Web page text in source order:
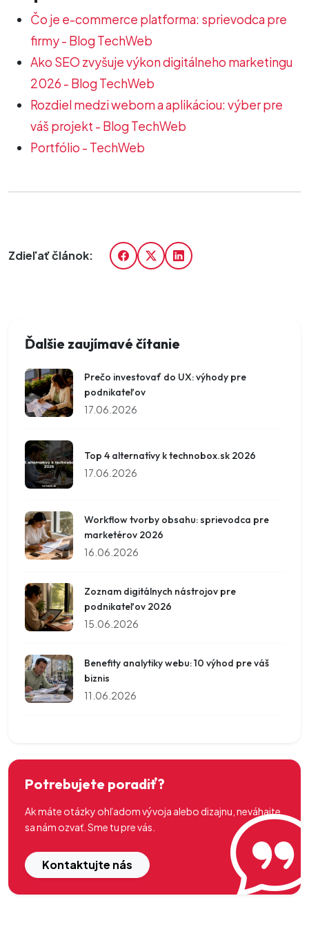
Čo je e-commerce platforma: sprievodca pre
firmy - Blog TechWeb
Ako SEO zvyšuje výkon digitálneho marketingu
2026 - Blog TechWeb
Rozdiel medzi webom a aplikáciou: výber pre
váš projekt - Blog TechWeb
Portfólio - TechWeb
Zdieľať článok:
Ďalšie zaujímavé čítanie
Prečo investovať do UX: výhody pre
podnikateľov
17.06.2026
Top 4 alternatívy k technobox.sk 2026
17.06.2026
Workflow tvorby obsahu: sprievodca pre
marketérov 2026
16.06.2026
Zoznam digitálnych nástrojov pre
podnikateľov 2026
15.06.2026
Benefity analytiky webu: 10 výhod pre váš
biznis
11.06.2026
Potrebujete poradiť?
Ak máte otázky ohľadom vývoja alebo dizajnu, neváhajte
sa nám ozvať. Sme tu pre vás.
Kontaktujte nás